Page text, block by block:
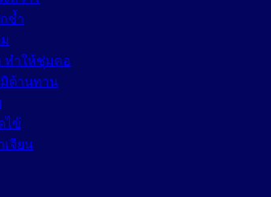
ช้ำ
ทำให้ชุ่มคอ
ต้านทาน
ไข้
จียน